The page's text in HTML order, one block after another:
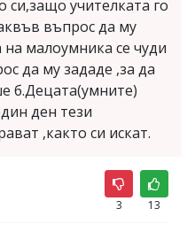
си,защо учителката го
въпрос да му
малоумника се чуди
да му зададе ,за да
б.Децата(умните)
ден тези
,както си искат.
3 13